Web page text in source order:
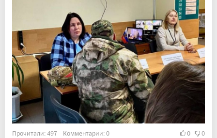
Прочитали: 497 Комментарии: 0 0 0